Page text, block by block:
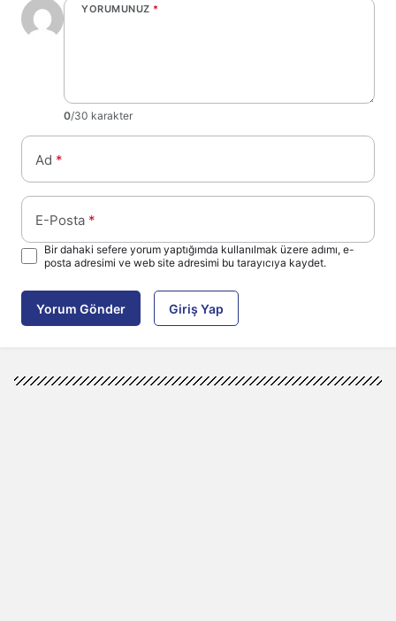
YORUMUNUZ *
0/30 karakter
Ad *
E-Posta *
Bir dahaki sefere yorum yaptığımda kullanılmak üzere adımı, e-
posta adresimi ve web site adresimi bu tarayıcıya kaydet.
Yorum Gönder Giriş Yap